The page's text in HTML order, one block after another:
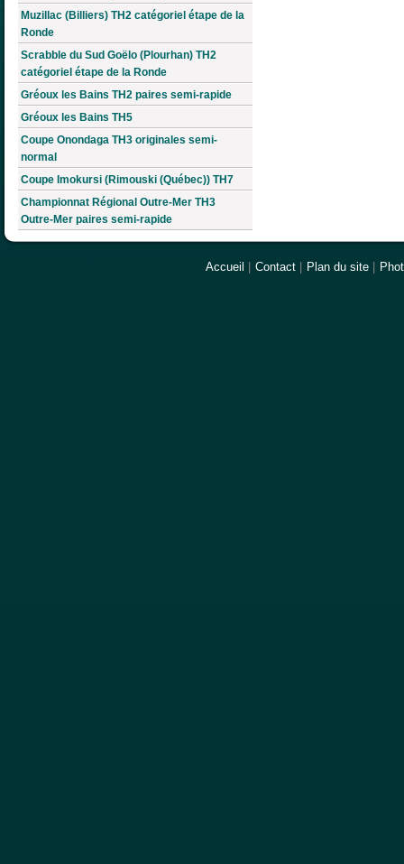
Muzillac (Billiers) TH2 catégoriel étape de la
Ronde
Scrabble du Sud Goëlo (Plourhan) TH2
catégoriel étape de la Ronde
Gréoux les Bains TH2 paires semi-rapide
Gréoux les Bains TH5
Coupe Onondaga TH3 originales semi-
normal
Coupe Imokursi (Rimouski (Québec)) TH7
Championnat Régional Outre-Mer TH3
Outre-Mer paires semi-rapide
Accueil Contact Plan du site